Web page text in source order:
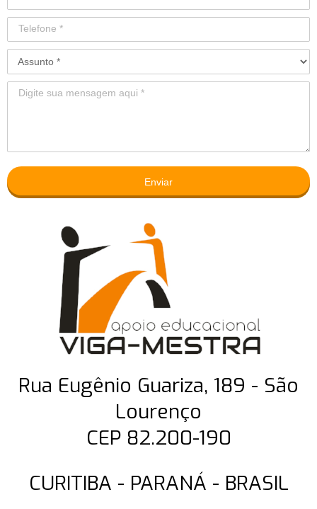
Enviar
Rua Eugênio Guariza, 189 - São
Lourenço
CEP 82.200-190
CURITIBA - PARANÁ - BRASIL